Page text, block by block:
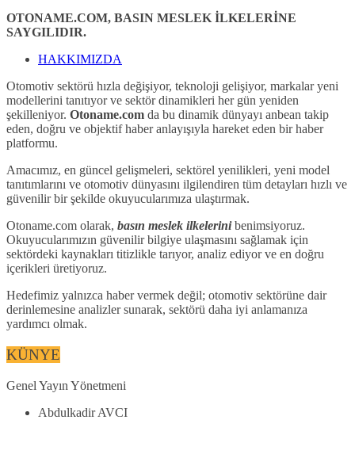
OTONAME.COM, BASIN MESLEK İLKELERİNE
SAYGILIDIR.
HAKKIMIZDA
Otomotiv sektörü hızla değişiyor, teknoloji gelişiyor, markalar yeni
modellerini tanıtıyor ve sektör dinamikleri her gün yeniden
şekilleniyor. Otoname.com da bu dinamik dünyayı anbean takip
eden, doğru ve objektif haber anlayışıyla hareket eden bir haber
platformu.
Amacımız, en güncel gelişmeleri, sektörel yenilikleri, yeni model
tanıtımlarını ve otomotiv dünyasını ilgilendiren tüm detayları hızlı ve
güvenilir bir şekilde okuyucularımıza ulaştırmak.
Otoname.com olarak, basın meslek ilkelerinibenimsiyoruz.
Okuyucularımızın güvenilir bilgiye ulaşmasını sağlamak için
sektördeki kaynakları titizlikle tarıyor, analiz ediyor ve en doğru
içerikleri üretiyoruz.
Hedefimiz yalnızca haber vermek değil; otomotiv sektörüne dair
derinlemesine analizler sunarak, sektörü daha iyi anlamanıza
yardımcı olmak.
KÜNYE
Genel Yayın Yönetmeni
Abdulkadir AVCI